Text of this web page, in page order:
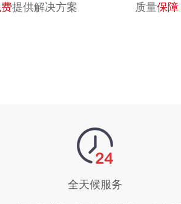
提供解决方案
质量保障
全天候服务